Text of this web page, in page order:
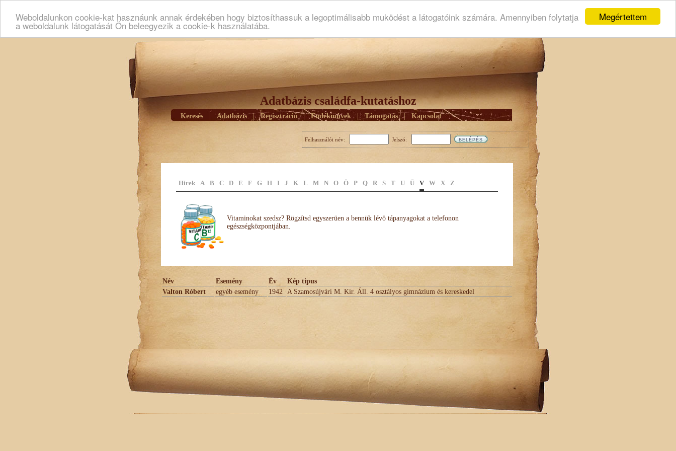
Megértettem
Weboldalunkon cookie-kat hasznáunk annak érdekében hogy biztosíthassuk a legoptimálisabb muködést a látogatóink számára. Amennyiben folytatja
a weboldalunk látogatását Ön beleegyezik a cookie-k használatába.
Adatbázis családfa-kutatáshoz
Keresés Adatbázis | Regisztráció | Emlékmûvek | Támogatás | Kapcsolat
Felhasználói név: Jelszó:
Hírek A B C D E F G H I J K L M N O Ö P Q R S T U Ü V W X Z
Vitaminokat szedsz? Rögzítsd egyszerüen a bennük lévö tápanyagokat a telefonon
egészségközpontjában.
Név Esemény Év
Kép tipus
Valton Róbert
egyéb esemény 1942 A Szamosújvári M. Kir. Áll. 4 osztályos gimnázium és kereskedel